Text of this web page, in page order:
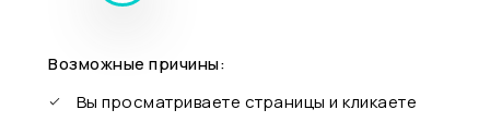
Возможные причины:
Вы просматриваете страницы и кликаете